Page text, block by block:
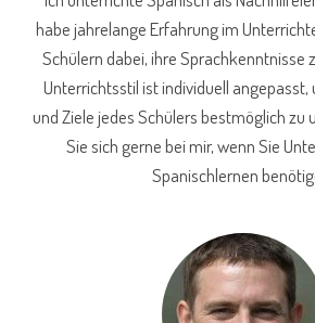
habe jahrelange Erfahrung im
Schülern dabei, ihre Sprachkenntnisse
Unterrichtsstil ist individuell angepasst,
und Ziele jedes Schülers bestmöglich zu
Sie sich gerne bei mir, wenn Sie
Spanischlernen